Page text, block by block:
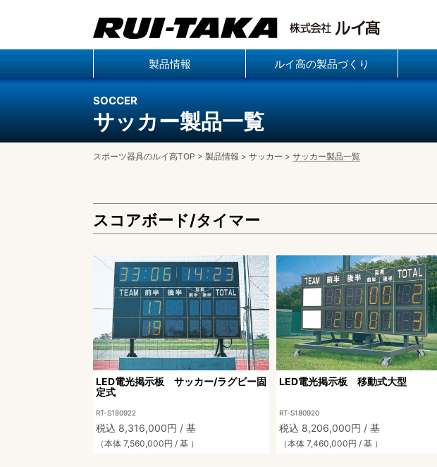
製品情報 ルイ高の製品づくり
サッカー製品一覧
SOCCER
スコアボード/タイマー
LED電光掲示板 サッカー/ラグビー固
定式
RT-S180922
税込 8,316,000円 / 基
（本体 7,560,000円 / 基 ）
LED電光掲示板 移動式大型
RT-S180920
税込 8,206,000円 / 基
（本体 7,460,000円 / 基 ）
スポーツ器具のルイ高TOP > 製品情報 > サッカー > サッカー製品一覧